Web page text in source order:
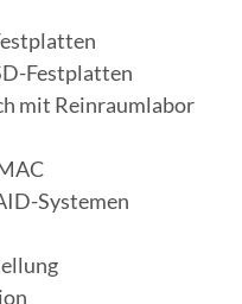
Festplatten
mit Reinraumlabor
Systemen